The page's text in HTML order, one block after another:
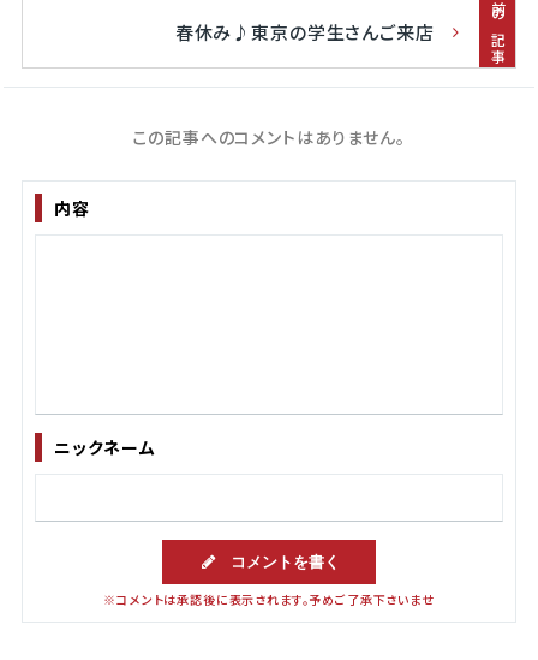
前の記事
春休み♪東京の学生さんご来店
この記事へのコメントはありません。
ニックネーム
内容
コメントを書く
※コメントは承認後に表示されます。予めご了承下さいませ